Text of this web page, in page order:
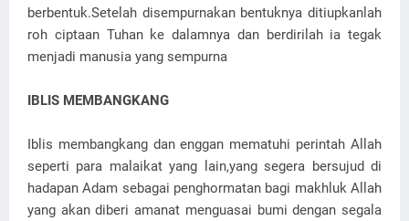
berbentuk.Setelah disempurnakan bentuknya ditiupkanlah
roh ciptaan Tuhan ke dalamnya dan berdirilah ia tegak
menjadi manusia yang sempurna
IBLIS MEMBANGKANG
Iblis membangkang dan enggan mematuhi perintah Allah
seperti para malaikat yang lain,yang segera bersujud di
hadapan Adam sebagai penghormatan bagi makhluk Allah
yang akan diberi amanat menguasai bumi dengan segala